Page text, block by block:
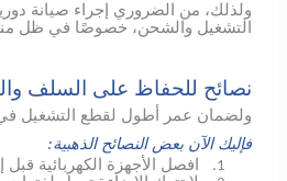
ولذلك، من الضروري إجراء صيانة
التشغيل والشحن، خصوصًا في ظل
نصائح للحفاظ على السلف
ولضمان عمر أطول لقطع التشغيل
فإليك الآن بعض النصائح الذهبية:
1. افصل الأجهزة الكهربائية